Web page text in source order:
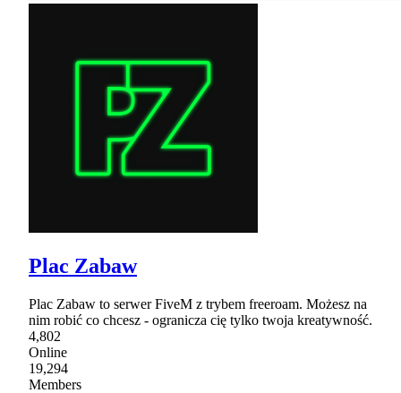
Plac Zabaw
Plac Zabaw to serwer FiveM z trybem freeroam. Możesz na
nim robić co chcesz - ogranicza cię tylko twoja kreatywność.
4,802
Online
19,294
Members